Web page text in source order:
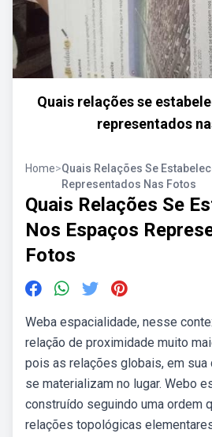
Quais relações se
representados
Home>Quais Relações Se
Representados Nas Fotos
Quais Relações Se
Nos Espaços
Fotos
Weba espacialidade, nesse
relação de proximidade muito
pois as relações globais, em sua
se materializam no lugar. Webo
construído seguindo uma ordem
relações topológicas